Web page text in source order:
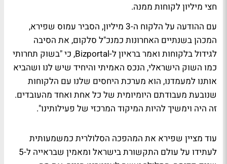
חצי מיליון לקוחות ממנה.
עם ההודעה על הלקוח ה-3 מיליון, הסביר עמוס שפירא,
המכהן בשנתיים האחרונות כמנכ"ל סלקום, את הסיבה
לגידול בלקוחות ואמר בראיון ל-Bizportal, כי "בשוק תחרותי
כמו השוק הישראלי, הנכס האמיתי והיחיד שיש לנו ושהביא
אותנו למעמדנו, הוא מערכת היחסים שלנו עם הלקוחות
שנובעת מעבודתם היומיומית של כל אחת ואחד מהעובדים.
זה היה וימשיך להיות המיקוד המרכזי של פעילותינו".
עוד מציין שפירא את המהפכה הסלולרית כמשמעותית
לעתידו על עולם התקשורת בישראל ומאמין שבראייה ל-5